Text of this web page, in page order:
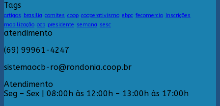
Tags
artigos brasilia comites coop cooperativismo ebpc fecomercio
Inscrições
mobilização ocb presidente semana sesc
atendimento
(69) 99961-4247
sistemaocb-ro@rondonia.coop.br
Atendimento
Seg – Sex | 08:00h às 12:00h – 13:00h às 17:00h